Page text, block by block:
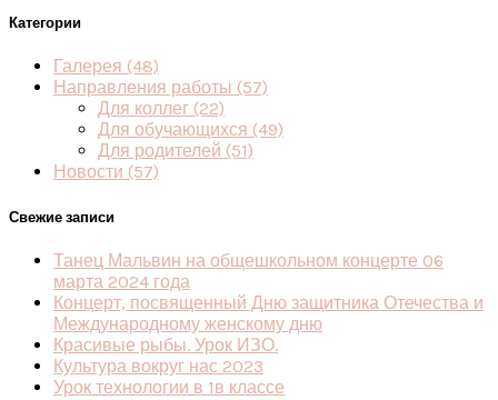
Категории
Галерея (48)
Направления работы (57)
Для коллег (22)
Для обучающихся (49)
Для родителей (51)
Новости (57)
Свежие записи
Танец Мальвин на общешкольном концерте 06
марта 2024 года
Концерт, посвященный Дню защитника Отечества и
Международному женскому дню
Красивые рыбы. Урок ИЗО.
Культура вокруг нас 2023
Урок технологии в 1в классе